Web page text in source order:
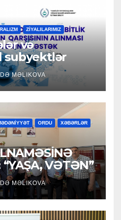
ZİYALILARIMIZ
və
MƏLIKOVA
ORDU XƏBƏRLƏR
VƏTƏN”
MƏLIKOVA